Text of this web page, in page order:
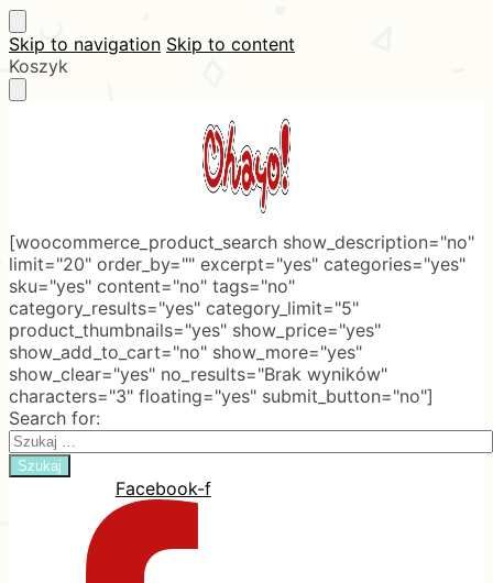
Skip to navigation Skip to content
Koszyk
[woocommerce_product_search show_description="no"
limit="20" order_by="" excerpt="yes" categories="yes"
sku="yes" content="no" tags="no"
category_results="yes" category_limit="5"
product_thumbnails="yes" show_price="yes"
show_add_to_cart="no" show_more="yes"
show_clear="yes" no_results="Brak wyników"
characters="3" floating="yes" submit_button="no"]
Search for:
Facebook-f